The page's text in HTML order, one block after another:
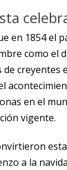
en 1854 el
como el
creyentes
en el
vigente.
a la